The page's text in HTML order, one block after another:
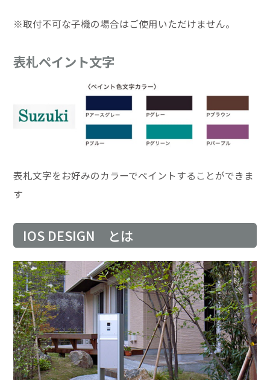
※取付不可な子機の場合はご使用いただけません。
表札ペイント文字
表札文字をお好みのカラーでペイントすることができま
す
IOS DESIGN とは